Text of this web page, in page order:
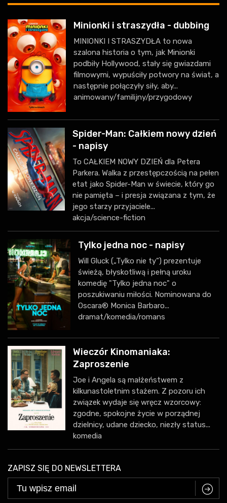
Minionki i straszydła - dubbing
MINIONKI I STRASZYDŁA to nowa
szalona historia o tym, jak Minionki
podbiły Hollywood, stały się gwiazdami
filmowymi, wypuściły potwory na świat, a
następnie połączyły siły, aby...
animowany/familijny/przygodowy
Spider-Man: Całkiem nowy dzień
- napisy
To CAŁKIEM NOWY DZIEŃ dla Petera
Parkera. Walka z przestępczością na pełen
etat jako Spider-Man w świecie, który go
nie pamięta – i presja związana z tym, że
jego starzy przyjaciele...
akcja/science-fiction
Tylko jedna noc - napisy
Will Gluck („Tylko nie ty”) prezentuje
świeżą, błyskotliwą i pełną uroku
komedię "Tylko jedna noc" o
poszukiwaniu miłości. Nominowana do
Oscara® Monica Barbaro...
dramat/komedia/romans
Wieczór Kinomaniaka:
Zaproszenie
Joe i Angela są małżeństwem z
kilkunastoletnim stażem. Z pozoru ich
związek wydaje się wręcz wzorcowy:
zgodne, spokojne życie w porządnej
dzielnicy, udane dziecko, niezły status...
komedia
ZAPISZ SIĘ DO NEWSLETTERA
C